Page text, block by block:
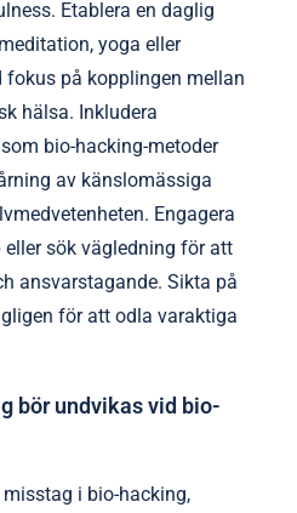
Etablera en daglig
yoga eller
fokus på kopplingen mellan
hälsa. Inkludera
bio-hacking-metoder
av känslomässiga
Engagera
sök vägledning för att
ansvarstagande. Sikta på
för att odla varaktiga
bör undvikas vid bio-
i bio-hacking,